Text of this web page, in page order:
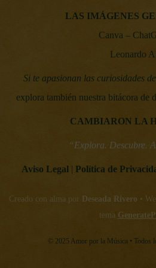
LAS IMÁGENES
Canva –
Leonardo
Si te apasionan las curiosidades
explora también nuestra bitácora de
CAMBIARON LA
“Explora. Descubre.
Aviso Legal | Política de
Creado con alma por Deseada Rivero •
tema
© 2025 Amor por la Música • Todos